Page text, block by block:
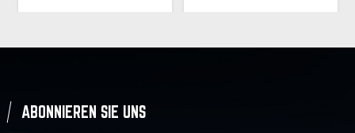
ABONNIEREN SIE UNS